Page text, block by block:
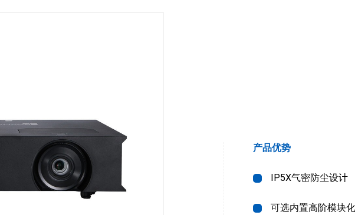
产品优势
IP5X气密防尘设计
可选内置高阶模块